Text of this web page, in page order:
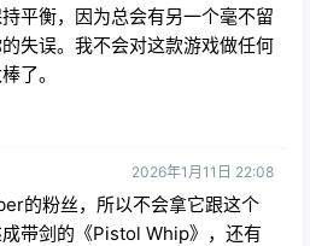
平衡，因为总会有另一个毫不留
失误。我不会对这款游戏做任何
了。
2026年1月11日 22:08
的粉丝，所以不会拿它跟这个
带剑的《Pistol Whip》，还有